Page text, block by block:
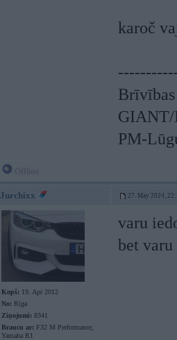
karoč
GIANT/
PM-
Jurchixx 27. May 2024,
Kopš: 19. Apr 2012
No: Rīga
Ziņojumi: 8341
Braucu ar: F32 M Performance,
Yamaha R1
varu
bet